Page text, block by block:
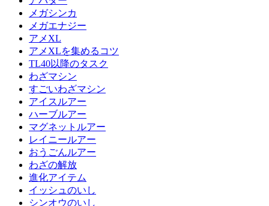
メガシンカ
メガエナジー
アメXL
アメXLを集めるコツ
TL40以降のタスク
わざマシン
すごいわざマシン
アイスルアー
ハーブルアー
マグネットルアー
レイニールアー
おうごんルアー
わざの解放
進化アイテム
イッシュのいし
シンオウのいし